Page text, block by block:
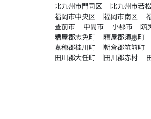
北九州市門司区 北九州市若
福岡市中央区
福岡市南区
豊前市
中間市 小郡市 筑
糟屋郡志免町
糟屋郡須惠町
嘉穂郡桂川町
朝倉郡筑前町
田川郡大任町
田川郡赤村